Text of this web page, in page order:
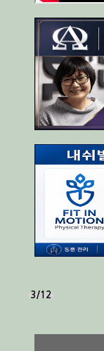
3/12